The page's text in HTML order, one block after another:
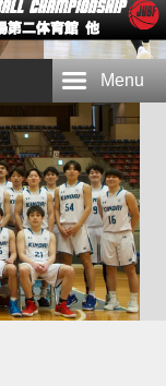
Menu